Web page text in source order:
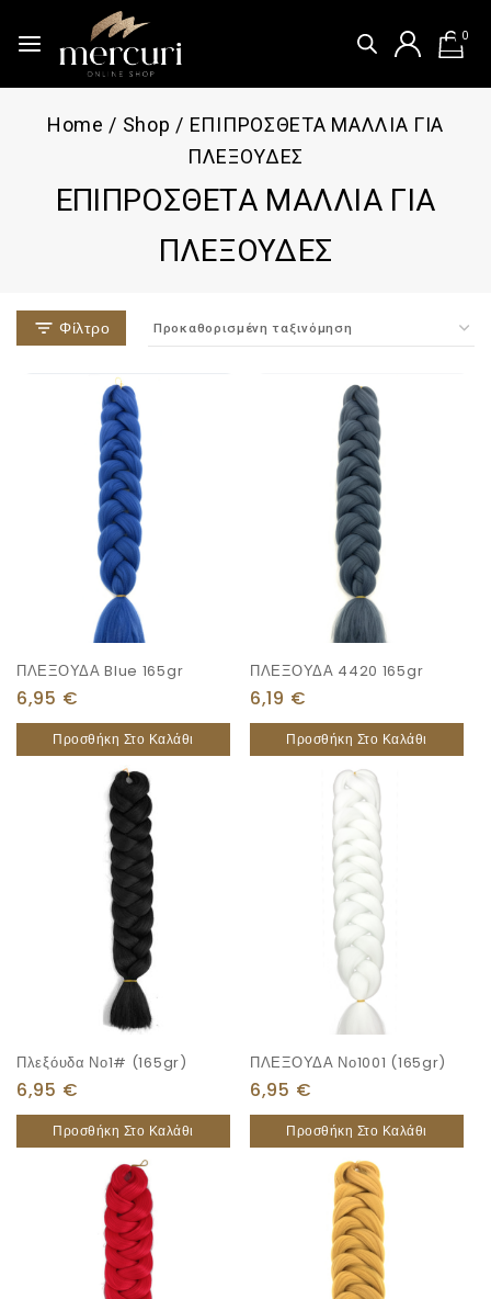
0
Home / Shop / ΕΠΙΠΡΟΣΘΕΤΑ ΜΑΛΛΙΑ ΓΙΑ
ΠΛΕΞΟΥΔΕΣ
ΕΠΙΠΡΟΣΘΕΤΑ ΜΑΛΛΙΑ ΓΙΑ
ΠΛΕΞΟΥΔΕΣ
Φίλτρο
ΠΛΕΞΟΥΔΑ Blue 165gr
6,95 €
Προσθήκη Στο Καλάθι
ΠΛΕΞΟΥΔΑ 4420 165gr
6,19 €
Προσθήκη Στο Καλάθι
Πλεξόυδα Νο1# (165gr)
6,95 €
Προσθήκη Στο Καλάθι
ΠΛΕΞΟΥΔΑ Νο1001 (165gr)
6,95 €
Προσθήκη Στο Καλάθι